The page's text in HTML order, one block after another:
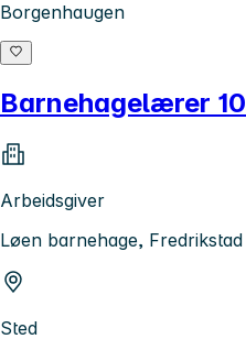
Borgenhaugen
Barnehagelærer
Arbeidsgiver
Løen barnehage,
Sted